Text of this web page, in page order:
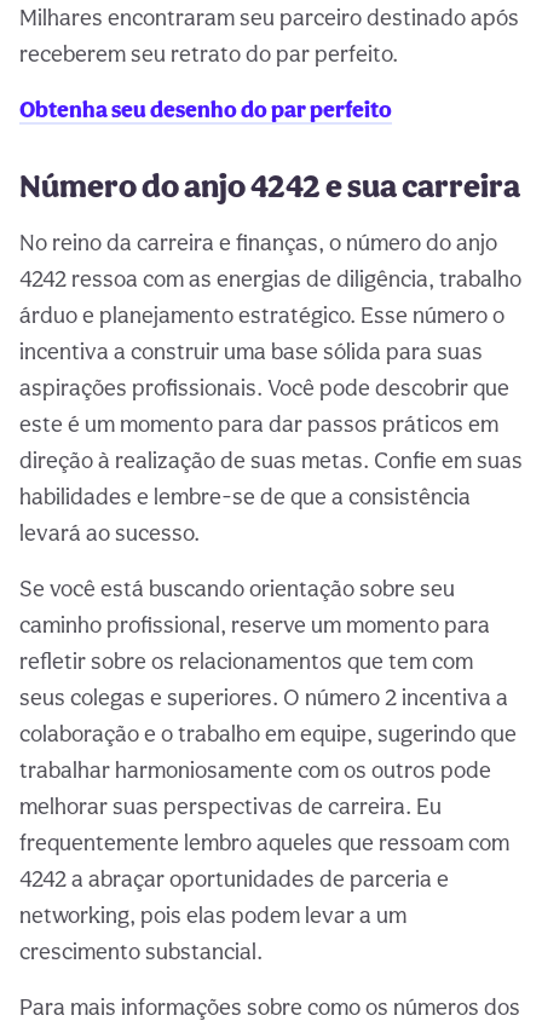
Milhares encontraram seu parceiro destinado após
receberem seu retrato do par perfeito.
Obtenha seu desenho do par perfeito
Número do anjo 4242 e sua carreira
No reino da carreira e finanças, o número do anjo
4242 ressoa com as energias de diligência, trabalho
árduo e planejamento estratégico. Esse número o
incentiva a construir uma base sólida para suas
aspirações profissionais. Você pode descobrir que
este é um momento para dar passos práticos em
direção à realização de suas metas. Confie em suas
habilidades e lembre-se de que a consistência
levará ao sucesso.
Se você está buscando orientação sobre seu
caminho profissional, reserve um momento para
refletir sobre os relacionamentos que tem com
seus colegas e superiores. O número 2 incentiva a
colaboração e o trabalho em equipe, sugerindo que
trabalhar harmoniosamente com os outros pode
melhorar suas perspectivas de carreira. Eu
frequentemente lembro aqueles que ressoam com
4242 a abraçar oportunidades de parceria e
networking, pois elas podem levar a um
crescimento substancial.
Para mais informações sobre como os números dos